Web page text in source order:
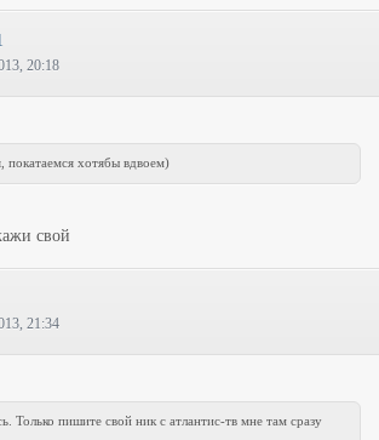
20:18
покатаемся хотябы вдвоем)
свой
21:34
Только пишите свой ник с атлантис-тв мне там сразу